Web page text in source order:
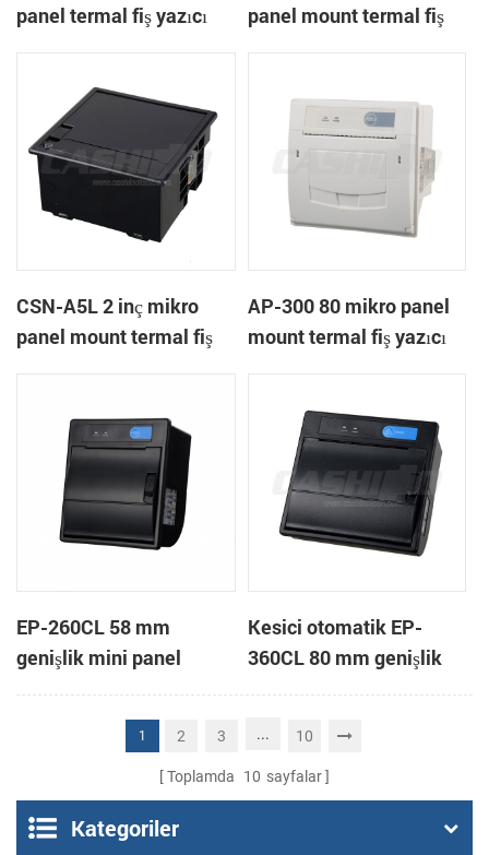
panel termal fiş yazıcı
panel mount termal fiş
CSN-A5L 2 inç mikro
panel mount termal fiş
AP-300 80 mikro panel
mount termal fiş yazıcı
EP-260CL 58 mm
genişlik mini panel
otomatik kesici termal
yazıcı bağlama
Kesici otomatik EP-
360CL 80 mm genişlik
mini paneli termal yazıcı
1 2 3 ... 10
Toplamda 10 sayfalar
Kategoriler